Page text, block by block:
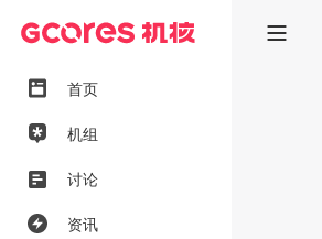
首页
机组
讨论
资讯